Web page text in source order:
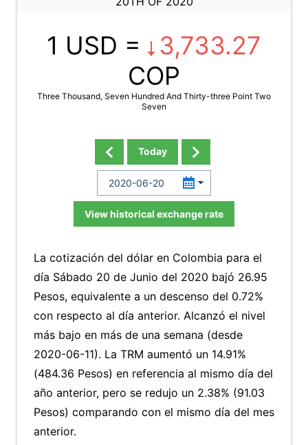
1 USD =
3,733.27
COP
Three Thousand, Seven Hundred And Thirty-three Point Two
Seven
Today
View historical exchange rate
La cotización del dólar en Colombia para el
día Sábado 20 de Junio del 2020 bajó 26.95
Pesos, equivalente a un descenso del 0.72%
con respecto al día anterior. Alcanzó el nivel
más bajo en más de una semana (desde
2020-06-11). La TRM aumentó un 14.91%
(484.36 Pesos) en referencia al mismo día del
año anterior, pero se redujo un 2.38% (91.03
Pesos) comparando con el mismo día del mes
anterior.